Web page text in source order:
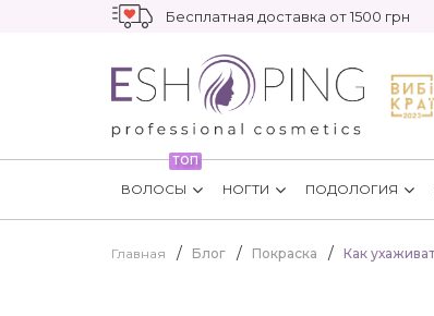
Бесплатная доставка от 1500 грн
ТОП
ВОЛОСЫ НОГТИ ПОДОЛОГИЯ
Главная Блог Покраска Как